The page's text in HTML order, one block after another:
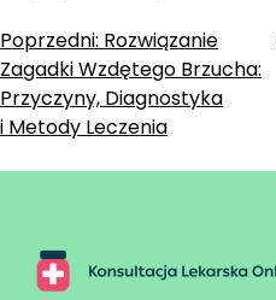
Zobacz
wpisy
Poprzedni: Rozwiązanie
Zagadki Wzdętego Brzucha:
Przyczyny, Diagnostyka
i Metody Leczenia